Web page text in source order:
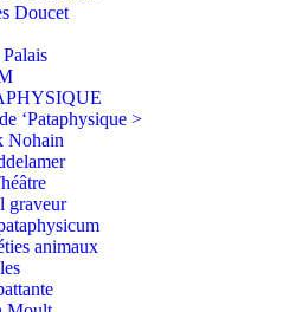
Doucet
‘Pataphysique >
Nohain
graveur
animaux